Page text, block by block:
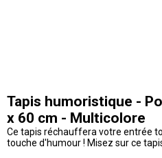
Tapis humoristique -
x 60 cm - Multicolore
Ce tapis réchauffera votre entrée
touche d'humour ! Misez sur ce